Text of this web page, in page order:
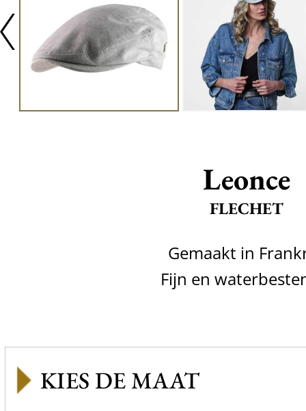
Leonce
FLECHET
Gemaakt in
Fijn en